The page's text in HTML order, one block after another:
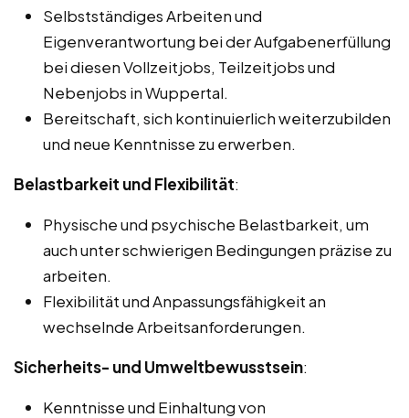
Selbstständiges Arbeiten und
Eigenverantwortung bei der Aufgabenerfüllung
bei diesen Vollzeitjobs, Teilzeitjobs und
Nebenjobs in Wuppertal.
Bereitschaft, sich kontinuierlich weiterzubilden
und neue Kenntnisse zu erwerben.
Belastbarkeit und Flexibilität:
Physische und psychische Belastbarkeit, um
auch unter schwierigen Bedingungen präzise zu
arbeiten.
Flexibilität und Anpassungsfähigkeit an
wechselnde Arbeitsanforderungen.
Sicherheits- und Umweltbewusstsein:
Kenntnisse und Einhaltung von